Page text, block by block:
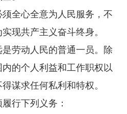
全心全意为人民服务，不
现共产主义奋斗终身。
劳动人民的普通一员。除
的个人利益和工作职权以
谋求任何私利和特权。
行下列义务：